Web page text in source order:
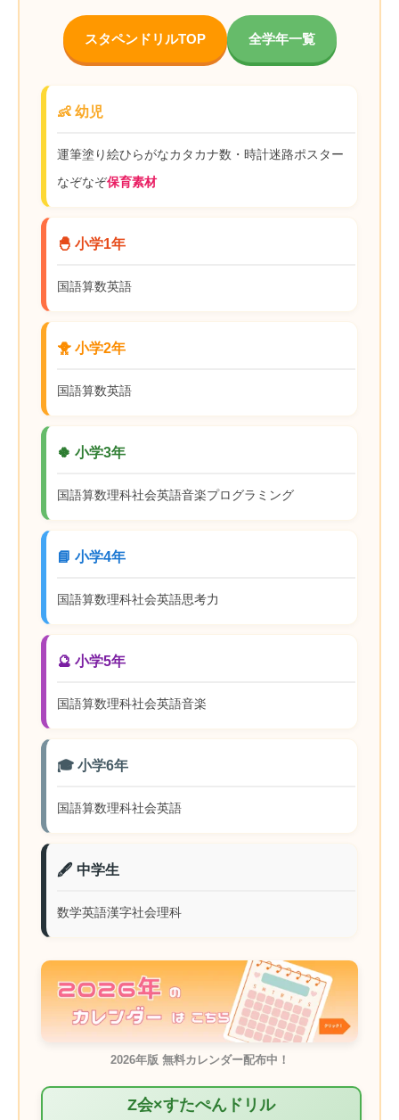
スタペンドリルTOP 全学年一覧
👶 幼児
運筆塗り絵ひらがなカタカナ数・時計迷路ポスター
なぞなぞ保育素材
🐣 小学1年
国語算数英語
🐥 小学2年
国語算数英語
🍀 小学3年
国語算数理科社会英語音楽プログラミング
📘 小学4年
国語算数理科社会英語思考力
🔮 小学5年
国語算数理科社会英語音楽
🎓 小学6年
国語算数理科社会英語
🖋️ 中学生
数学英語漢字社会理科
2026年版 無料カレンダー配布中！
Z会×すたぺんドリル